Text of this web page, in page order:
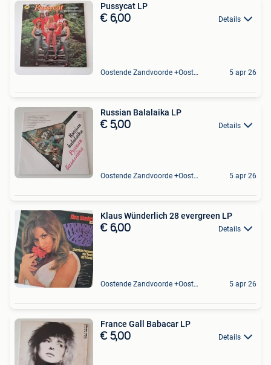
Pussycat LP
€ 6,00 Details
Oostende Zandvoorde +Oostende 5 apr 26
Russian Balalaika LP
€ 5,00 Details
Oostende Zandvoorde +Oostende 5 apr 26
Klaus Wünderlich 28 evergreen LP
€ 6,00 Details
Oostende Zandvoorde +Oostende 5 apr 26
France Gall Babacar LP
€ 5,00 Details